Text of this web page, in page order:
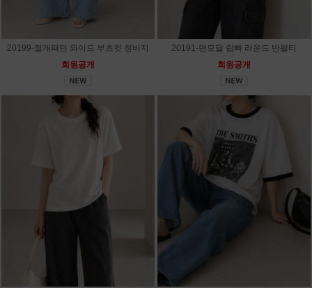
20199-절개패턴 와이드 부츠컷 청바지
회원공개
20191-면모달 랍빠 라운드 반팔티
회원공개